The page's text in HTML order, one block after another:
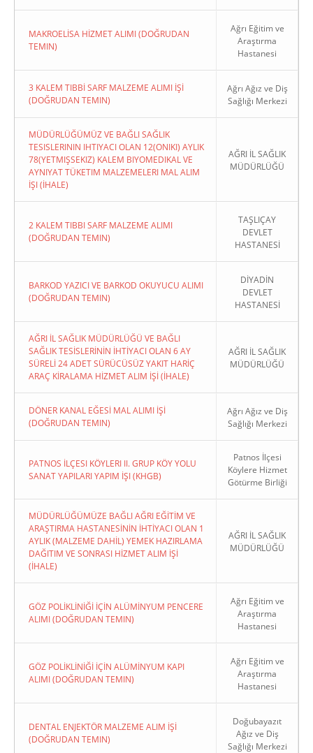
MAKROELİSA HİZMET ALIMI (DOĞRUDAN
TEMIN)
Ağrı Eğitim ve
Araştırma
Hastanesi
3 KALEM TIBBİ SARF MALZEME ALIMI İŞİ
(DOĞRUDAN TEMIN)
Ağrı Ağız ve Diş
Sağlığı Merkezi
MÜDÜRLÜĞÜMÜZ VE BAĞLI SAĞLIK
TESISLERININ IHTIYACI OLAN 12(ONIKI) AYLIK
78(YETMIŞSEKIZ) KALEM BIYOMEDIKAL VE
AYNIYAT TÜKETIM MALZEMELERI MAL ALIM
İŞI (İHALE)
AĞRI İL SAĞLIK
MÜDÜRLÜĞÜ
2 KALEM TIBBI SARF MALZEME ALIMI
(DOĞRUDAN TEMIN)
TAŞLIÇAY
DEVLET
HASTANESİ
BARKOD YAZICI VE BARKOD OKUYUCU ALIMI
(DOĞRUDAN TEMIN)
DİYADİN
DEVLET
HASTANESİ
AĞRI İL SAĞLIK MÜDÜRLÜĞÜ VE BAĞLI
SAĞLIK TESİSLERİNİN İHTİYACI OLAN 6 AY
SÜRELİ 24 ADET SÜRÜCÜSÜZ YAKIT HARİÇ
ARAÇ KİRALAMA HİZMET ALIM İŞİ (İHALE)
AĞRI İL SAĞLIK
MÜDÜRLÜĞÜ
DÖNER KANAL EĞESİ MAL ALIMI İŞİ
(DOĞRUDAN TEMIN)
Ağrı Ağız ve Diş
Sağlığı Merkezi
PATNOS İLÇESI KÖYLERI II. GRUP KÖY YOLU
SANAT YAPILARI YAPIM İŞI (KHGB)
Patnos İlçesi
Köylere Hizmet
Götürme Birliği
MÜDÜRLÜĞÜMÜZE BAĞLI AĞRI EĞİTİM VE
ARAŞTIRMA HASTANESİNİN İHTİYACI OLAN 1
AYLIK (MALZEME DAHİL) YEMEK HAZIRLAMA
DAĞITIM VE SONRASI HİZMET ALIM İŞİ
(İHALE)
AĞRI İL SAĞLIK
MÜDÜRLÜĞÜ
GÖZ POLİKLİNİĞİ İÇİN ALÜMİNYUM PENCERE
ALIMI (DOĞRUDAN TEMIN)
Ağrı Eğitim ve
Araştırma
Hastanesi
GÖZ POLİKLİNİĞİ İÇİN ALÜMİNYUM KAPI
ALIMI (DOĞRUDAN TEMIN)
Ağrı Eğitim ve
Araştırma
Hastanesi
DENTAL ENJEKTÖR MALZEME ALIM İŞİ
(DOĞRUDAN TEMIN)
Doğubayazıt
Ağız ve Diş
Sağlığı Merkezi